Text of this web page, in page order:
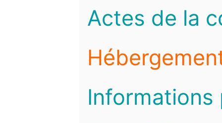
Actes de la
Informations